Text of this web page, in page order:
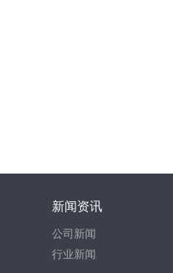
新闻资讯
公司新闻
行业新闻